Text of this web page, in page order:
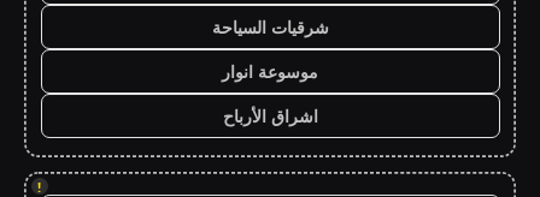
شرقيات السياحة
موسوعة انوار
اشراق الأرباح
!